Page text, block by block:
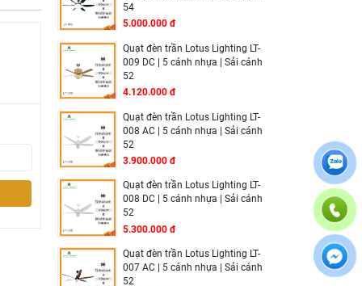
luôn
gây
54
5.000.000 đ
Quạt đèn trần Lotus Lighting LT-
009 DC | 5 cánh nhựa | Sải cánh
52
4.120.000 đ
Quạt đèn trần Lotus Lighting LT-
008 AC | 5 cánh nhựa | Sải cánh
52
3.900.000 đ
Quạt đèn trần Lotus Lighting LT-
008 DC | 5 cánh nhựa | Sải cánh
52
5.300.000 đ
Quạt đèn trần Lotus Lighting LT-
007 AC | 5 cánh nhựa | Sải cánh
52